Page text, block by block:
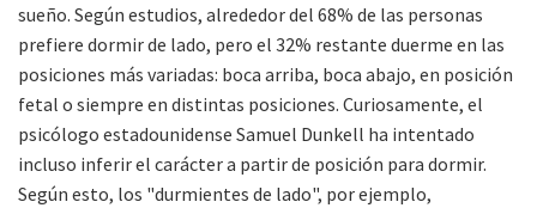
sueño. Según estudios, alrededor del 68% de las personas
prefiere dormir de lado, pero el 32% restante duerme en las
posiciones más variadas: boca arriba, boca abajo, en posición
fetal o siempre en distintas posiciones. Curiosamente, el
psicólogo estadounidense Samuel Dunkell ha intentado
incluso inferir el carácter a partir de posición para dormir.
Según esto, los "durmientes de lado", por ejemplo,